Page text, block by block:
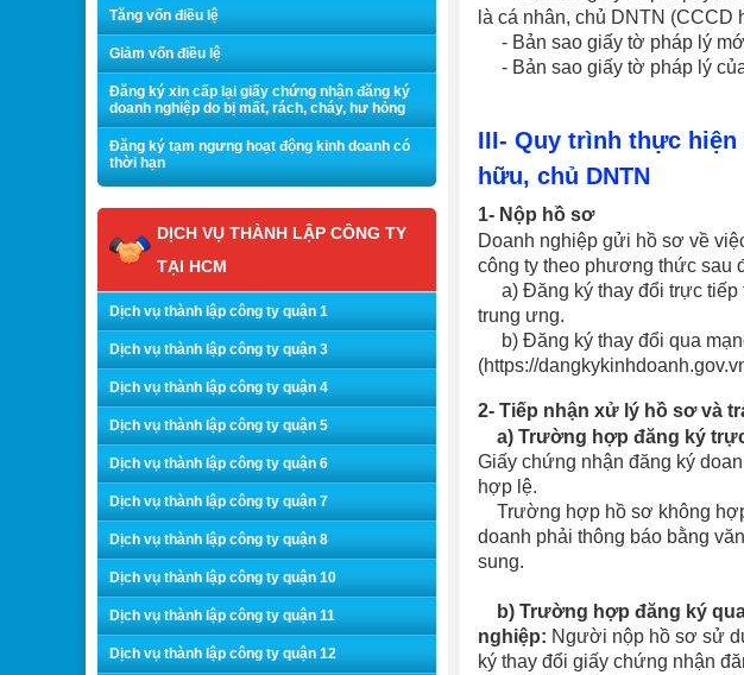
là cá nhân, chủ DNTN (CCCD
- Bản sao giấy tờ pháp lý
- Bản sao giấy tờ pháp lý
III- Quy trình thực
hữu, chủ DNTN
1- Nộp hồ sơ
Doanh nghiệp gửi hồ sơ về
công ty theo phương thức sau
a) Đăng ký thay đổi trực tiếp
trung ưng.
b) Đăng ký thay đổi qua
(https://
2- Tiếp nhận xử lý hồ sơ và
a) Trường hợp đăng ký
Giấy chứng nhận đăng ký
hợp lệ.
Trường hợp hồ sơ không
doanh phải thông báo bằng
sung.
b) Trường hợp đăng ký
nghiệp: Người nộp hồ sơ sử
ký thay đổi giấy chứng nhận
Tăng vốn điều lệ
Giảm vốn điều lệ
Đăng ký xin cấp lại giấy chứng nhận đăng ký
doanh nghiệp do bị mất, rách, cháy, hư hỏng
Đăng ký tạm ngưng hoạt động kinh doanh có
thời hạn
DỊCH VỤ THÀNH LẬP CÔNG TY
TẠI HCM
Dịch vụ thành lập công ty quận 1
Dịch vụ thành lập công ty quận 3
Dịch vụ thành lập công ty quận 4
Dịch vụ thành lập công ty quận 5
Dịch vụ thành lập công ty quận 6
Dịch vụ thành lập công ty quận 7
Dịch vụ thành lập công ty quận 8
Dịch vụ thành lập công ty quận 10
Dịch vụ thành lập công ty quận 11
Dịch vụ thành lập công ty quận 12